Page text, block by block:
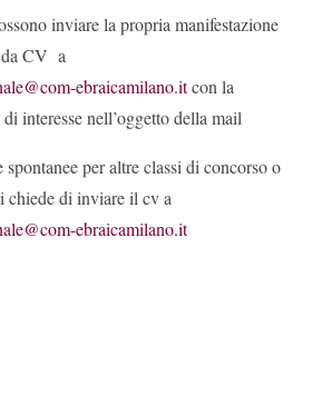
inviare la propria manifestazione
da CV a
ebraicamilano.itcon la
interesse nell’oggetto della mail
per altre classi di concorso o
chiede di inviare il cv a
ebraicamilano.it